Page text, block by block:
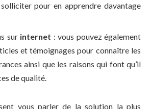
pour en apprendre davantage
sur internet : vous pouvez également
et témoignages pour connaître les
ainsi que les raisons qui font qu’il
de qualité.
vous parler de la solution la plus